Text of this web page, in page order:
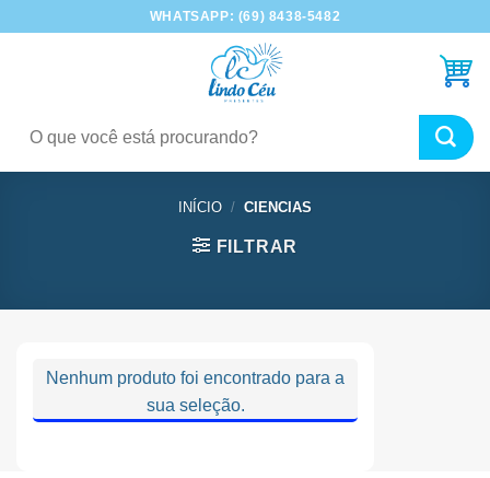
WHATSAPP: (69) 8438-5482
Pesquisar
INÍCIO / CIENCIAS
FILTRAR
Nenhum produto foi encontrado para a
sua seleção.